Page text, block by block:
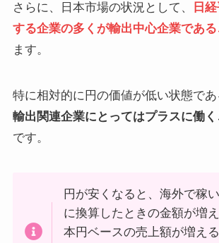
さらに、日本市場の状況として、
日
する企業の多くが輸出中心企業である
ます。
特に相対的に円の価値が低い状態であ
輸出関連企業にとってはプラスに働
です。
円が安くなると、海外で稼
に換算したときの金額が増
本円ベースの売上額が増え